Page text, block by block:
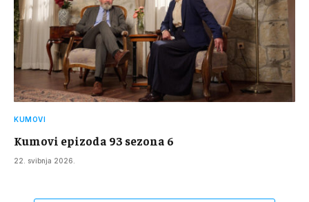
KUMOVI
Kumovi epizoda 93 sezona 6
22. svibnja 2026.